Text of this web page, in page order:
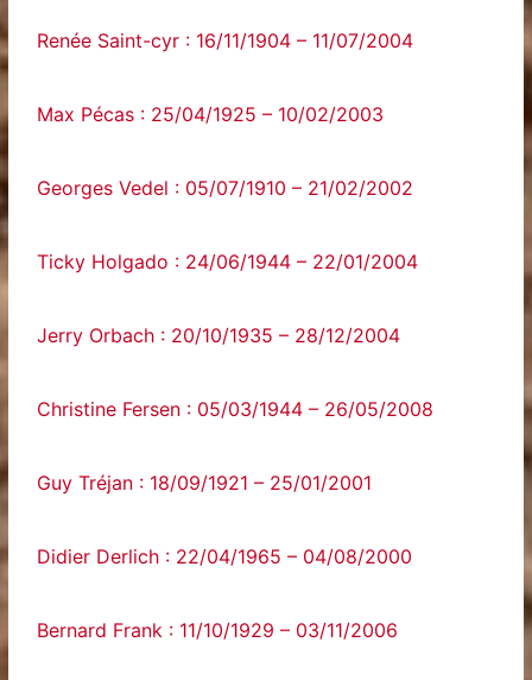
Renée Saint-cyr : 16/11/1904 – 11/07/2004
Max Pécas : 25/04/1925 – 10/02/2003
Georges Vedel : 05/07/1910 – 21/02/2002
Ticky Holgado : 24/06/1944 – 22/01/2004
Jerry Orbach : 20/10/1935 – 28/12/2004
Christine Fersen : 05/03/1944 – 26/05/2008
Guy Tréjan : 18/09/1921 – 25/01/2001
Didier Derlich : 22/04/1965 – 04/08/2000
Bernard Frank : 11/10/1929 – 03/11/2006